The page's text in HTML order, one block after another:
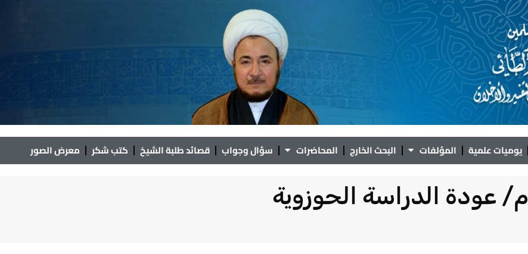
يوميات علمية المؤلفات البحث الخارج المحاضرات سؤال وجواب قصائد طلبة الشيخ كتب شكر معرض الصور
م/ عودة الدراسة الحوزوية